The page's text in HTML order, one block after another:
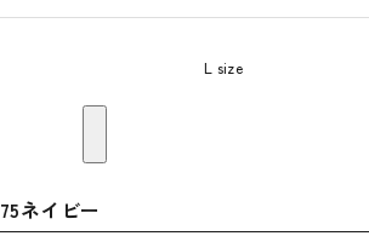
L size
75ネイビー